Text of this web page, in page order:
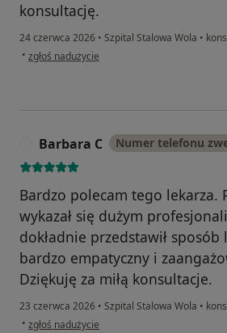
konsultację.
24 czerwca 2026 • Szpital Stalowa Wola •
• w opinii użytkownika Dominik Sałata
zgłoś nadużycie
Barbara C Numer telefonu
Bardzo polecam tego lekarza.
wykazał się dużym
dokładnie przedstawił sposób
bardzo empatyczny i
Dziękuję za miłą konsultacje.
23 czerwca 2026 • Szpital Stalowa Wola •
• w opinii użytkownika Barbara C
zgłoś nadużycie